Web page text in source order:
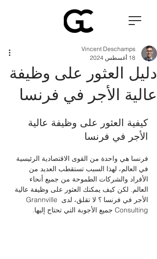
دليل العثور على وظيفة
عالية الأجر في فرنسا
Vincent Deschamps
18 أغسطس 2024
كيفية العثور على وظيفة عالية
الأجر في فرنسا
فرنسا هي واحدة من القوى الاقتصادية الرئيسية
في العالم، لهذا السبب تستقطب العديد من
الأفراد والشركات الطموحة من جميع أنحاء
العالم. لكن كيف يمكنك العثور على وظيفة عالية
الأجر في فرنسا ؟ لا تقلق، لدى Grannville
Consulting جميع الأجوبة التي تحتاج إليها.